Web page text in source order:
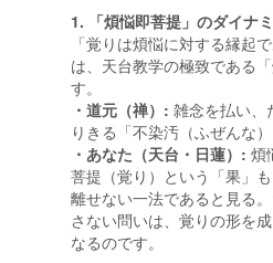
1. 「煩悩即菩提」のダイナ
「覚りは煩悩に対する縁起
は、天台教学の極致である
す。
・道元（禅）: 雑念を払い、
りきる「不染汚（ふぜんな
・あなた（天台・日蓮）: 煩
菩提（覚り）という「果」
離せない一法であると見る
さない問いは、覚りの形を
なるのです。